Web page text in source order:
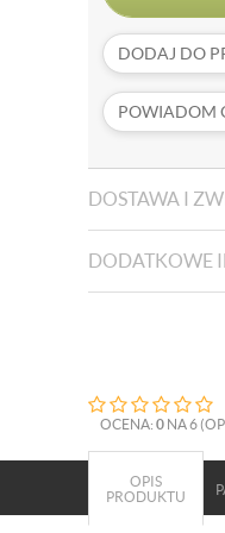
DODAJ DO
POWIADOM
DOSTAWA I
DODATKOWE
OCENA: 0 NA 6
OPIS
PRODUKTU